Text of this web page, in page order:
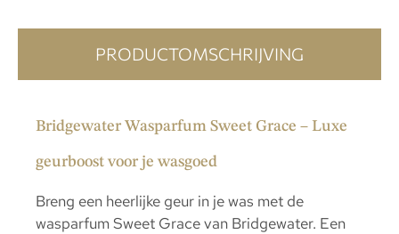
PRODUCTOMSCHRIJVING
Bridgewater Wasparfum Sweet Grace – Luxe
geurboost voor je wasgoed
Breng een heerlijke geur in je was met de
wasparfum Sweet Grace van Bridgewater. Een